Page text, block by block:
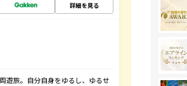
詳細を見る
遊旅。自分自身をゆるし、ゆるせ